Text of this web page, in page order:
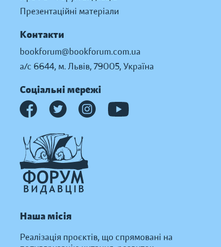
Презентаційні матеріали
Контакти
bookforum@bookforum.com.ua
а/с 6644, м. Львів, 79005, Україна
Соціальні мережі
Наша місія
Реалізація проєктів, що спрямовані на